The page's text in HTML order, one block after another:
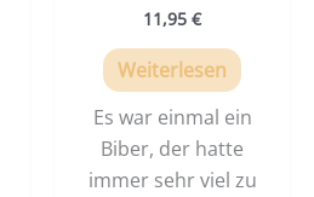
11,95 €
Weiterlesen
Es war einmal ein
Biber, der hatte
immer sehr viel zu